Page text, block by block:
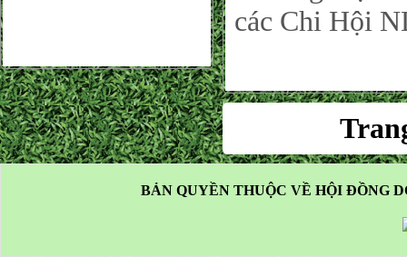
các Chi Hội
BẢN QUYỀN THUỘC VỀ HỘI ĐỒNG